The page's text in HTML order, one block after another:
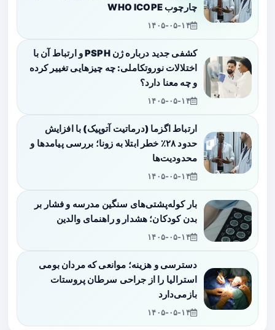
چارچوب WHO ICOPE
۱۴۰۵-۰۵-۱۴
کشفی جدید درباره ژن PSPH و ارتباط آن با
اختلالات نوروتکاملی: چه چیزهایی تغییر کرده
و چه معنا دارد؟
۱۴۰۵-۰۵-۱۴
ارتباط اگزما (درماتیت آتوپیک) با افزایش
حدود ۲۸٪ خطر ابتلا به زونا؛ بررسی پیامدها و
محدودیت‌ها
۱۴۰۵-۰۵-۱۴
بار کوله‌پشتی‌های سنگین مدرسه و فشار بر
بدن کودکان؛ هشدار و راهنمای والدین
۱۴۰۵-۰۵-۱۴
دسترسی و هزینه؛ موانعی که مردان بومی
استرالیا را از جراحی سرطان پروستات
بازمی‌دارد
۱۴۰۵-۰۵-۱۴